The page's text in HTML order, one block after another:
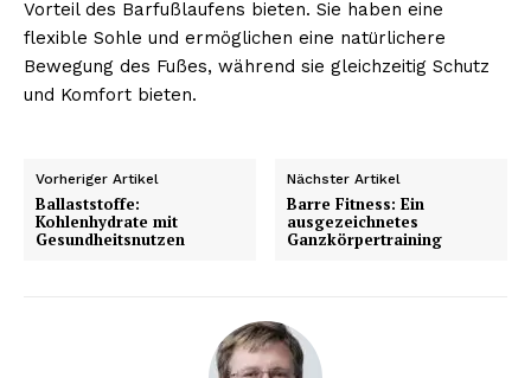
Vorteil des Barfußlaufens bieten. Sie haben eine
flexible Sohle und ermöglichen eine natürlichere
Bewegung des Fußes, während sie gleichzeitig Schutz
und Komfort bieten.
Vorheriger Artikel
Ballaststoffe:
Kohlenhydrate mit
Gesundheitsnutzen
Nächster Artikel
Barre Fitness: Ein
ausgezeichnetes
Ganzkörpertraining